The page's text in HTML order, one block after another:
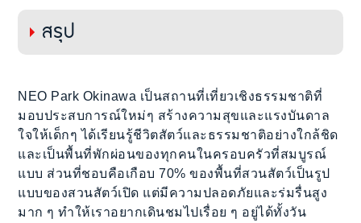
สรุป
NEO Park Okinawa เป็นสถานที่เที่ยวเชิงธรรมชาติที่
มอบประสบการณ์ใหม่ๆ สร้างความสุขและแรงบันดาล
ใจให้เด็กๆ ได้เรียนรู้ชีวิตสัตว์และธรรมชาติอย่างใกล้ชิด
และเป็นพื้นที่พักผ่อนของทุกคนในครอบครัวที่สมบูรณ์
แบบ ส่วนที่ชอบคือเกือบ 70% ของพื้นที่สวนสัตว์เป็นรูป
แบบของสวนสัตว์เปิด แต่มีความปลอดภัยและร่มรื่นสูง
มาก ๆ ทำให้เราอยากเดินชมไปเรื่อย ๆ อยู่ได้ทั้งวัน